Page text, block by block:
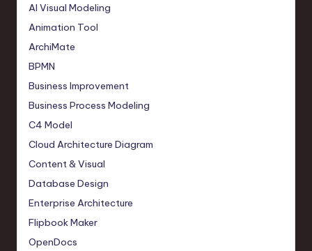
AI Visual Modeling
Animation Tool
ArchiMate
BPMN
Business Improvement
Business Process Modeling
C4 Model
Cloud Architecture Diagram
Content & Visual
Database Design
Enterprise Architecture
Flipbook Maker
OpenDocs